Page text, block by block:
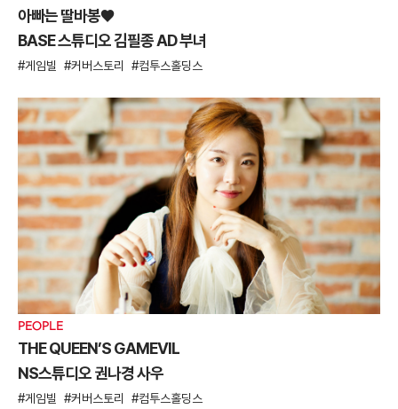
아빠는 딸바봉♥
BASE 스튜디오 김필종 AD 부녀
게임빌 커버스토리 컴투스홀딩스
PEOPLE
THE QUEEN’S GAMEVIL
NS스튜디오 권나경 사우
게임빌 커버스토리 컴투스홀딩스